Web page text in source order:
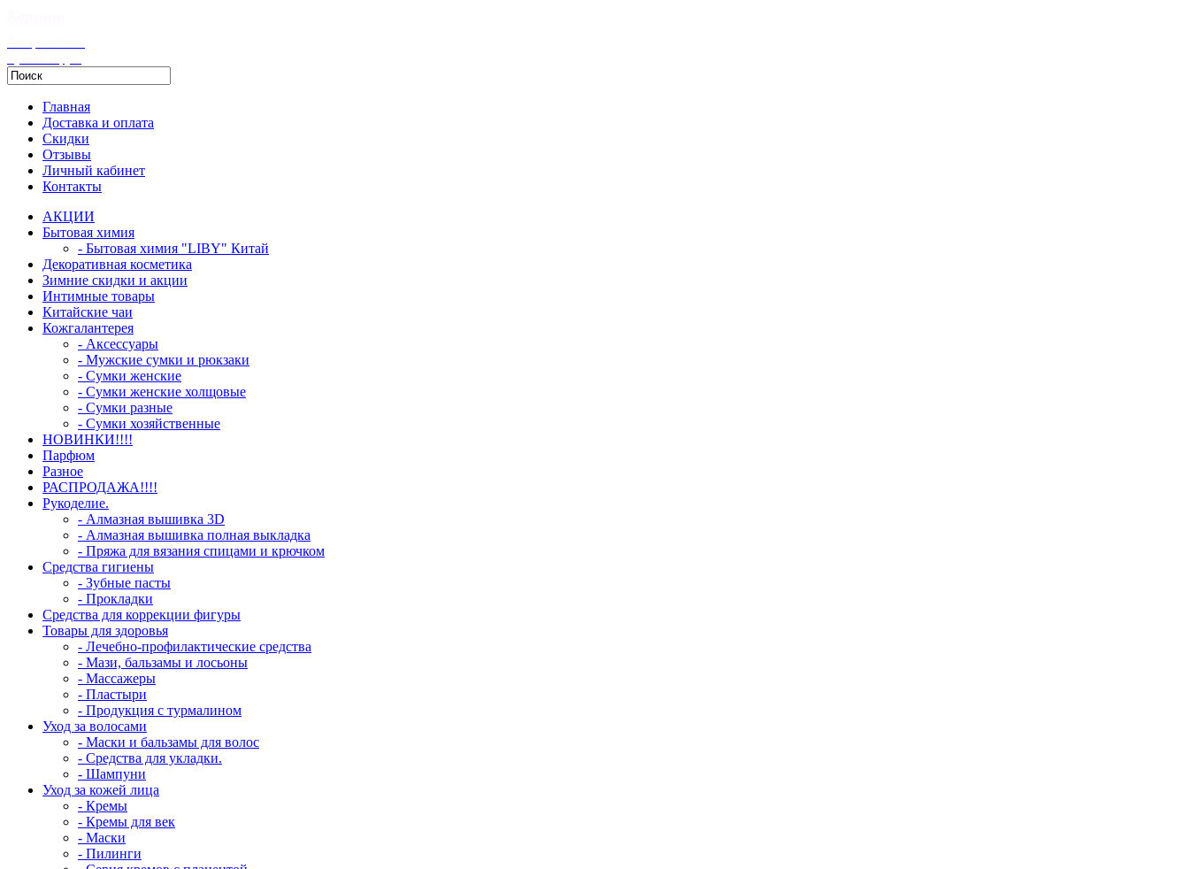
Главная
Доставка и оплата
Скидки
Отзывы
Личный кабинет
Контакты
АКЦИИ
Бытовая химия
- Бытовая химия "LIBY" Китай
Декоративная косметика
Зимние скидки и акции
Интимные товары
Китайские чаи
Кожгалантерея
- Аксессуары
- Мужские сумки и рюкзаки
- Сумки женские
- Сумки женские холщовые
- Сумки разные
- Сумки хозяйственные
НОВИНКИ!!!!
Парфюм
Разное
РАСПРОДАЖА!!!!
Рукоделие.
- Алмазная вышивка 3D
- Алмазная вышивка полная выкладка
- Пряжа для вязания спицами и крючком
Средства гигиены
- Зубные пасты
- Прокладки
Средства для коррекции фигуры
Товары для здоровья
- Лечебно-профилактические средства
- Мази, бальзамы и лосьоны
- Массажеры
- Пластыри
- Продукция с турмалином
Уход за волосами
- Маски и бальзамы для волос
- Средства для укладки.
- Шампуни
Уход за кожей лица
- Кремы
- Кремы для век
- Маски
- Пилинги